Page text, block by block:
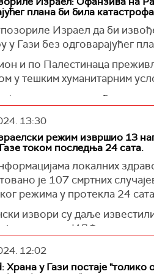
се воде борбе", наводи се
да ће више од милион
да се евакуише пре него
Америчке Државе су
на Рафу, без
је уследило неколико дана
речено да се припреми за
плана би била катастрофа
Израел да би
у Гази без одговарајућег
и по Палестинаца
у тешким хуманитарним
је саопштила да неће
тамошње избеглице.
је израелски премијер
се припреми за операцију у
САД Џозеф Бајден је
у Појасу Газе биле
ваздушним нападима на
најмање 15 особа,
палестинског
у Рафи је расељена због
13:30
режим извршио 13
током последња 24 сата.
локалних
је 107 смртних
режима у протекла 24
извори су даље
напада ИДФ-а и даље
снаге намерно ометају
12:02
Храна у Гази постаје "толико